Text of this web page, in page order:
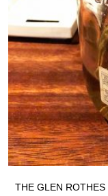
THE GLEN ROTHES